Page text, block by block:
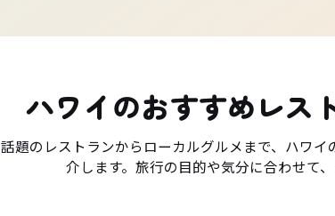
ハワイのおすすめレス
話題のレストランからローカルグルメまで、ハワ
介します。旅行の目的や気分に合わせて